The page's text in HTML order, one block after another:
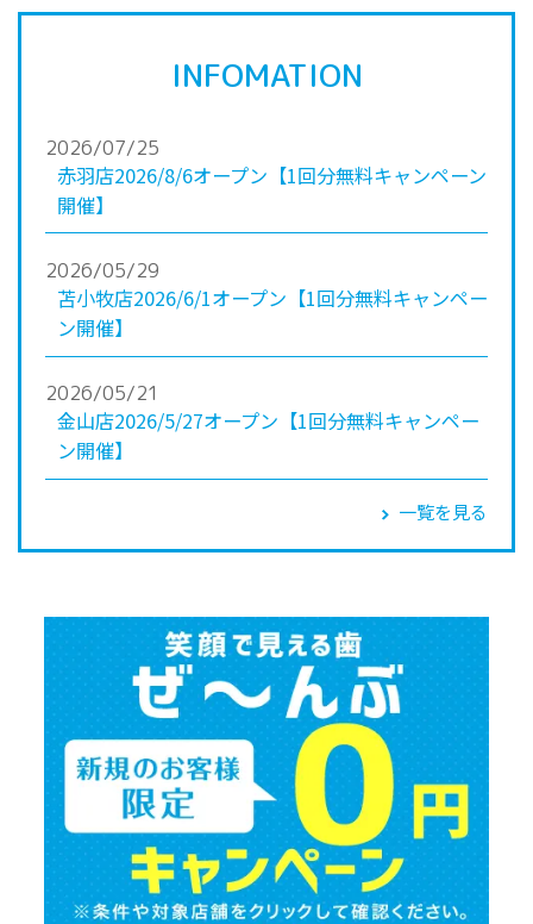
INFOMATION
2026/07/25
赤羽店2026/8/6オープン【1回分無料キャンペーン
開催】
2026/05/29
苫小牧店2026/6/1オープン【1回分無料キャンペー
ン開催】
2026/05/21
金山店2026/5/27オープン【1回分無料キャンペー
ン開催】
一覧を見る